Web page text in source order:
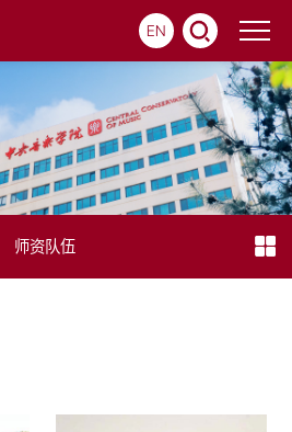
EN
师资队伍